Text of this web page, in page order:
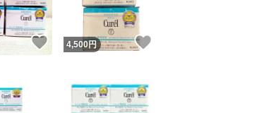
いいね！
4,500円